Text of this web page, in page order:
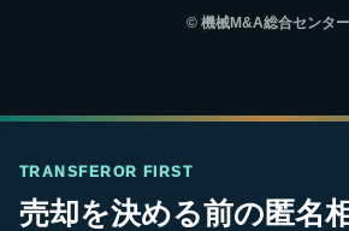
©機械M&A総合センタ
TRANSFEROR FIRST
売却を決める前の匿名